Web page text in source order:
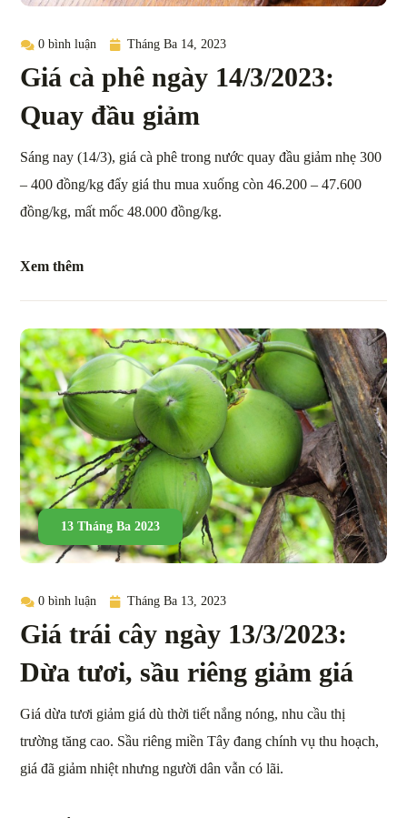
0 bình luận Tháng Ba 14, 2023
Giá cà phê ngày 14/3/2023:
Quay đầu giảm
Sáng nay (14/3), giá cà phê trong nước quay đầu giảm nhẹ 300
– 400 đồng/kg đẩy giá thu mua xuống còn 46.200 – 47.600
đồng/kg, mất mốc 48.000 đồng/kg.
Xem thêm
13 Tháng Ba 2023
0 bình luận Tháng Ba 13, 2023
Giá trái cây ngày 13/3/2023:
Dừa tươi, sầu riêng giảm giá
Giá dừa tươi giảm giá dù thời tiết nắng nóng, nhu cầu thị
trường tăng cao. Sầu riêng miền Tây đang chính vụ thu hoạch,
giá đã giảm nhiệt nhưng người dân vẫn có lãi.